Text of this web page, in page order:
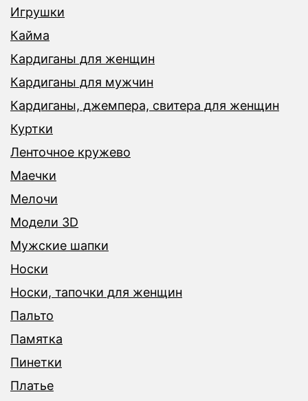
Игрушки
Кайма
Кардиганы для женщин
Кардиганы для мужчин
Кардиганы, джемпера, свитера для женщин
Куртки
Ленточное кружево
Маечки
Мелочи
Модели 3D
Мужские шапки
Носки
Носки, тапочки для женщин
Пальто
Памятка
Пинетки
Платье